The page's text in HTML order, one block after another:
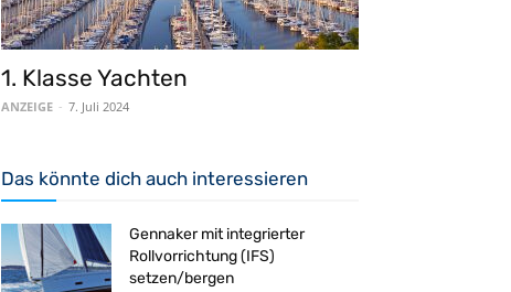
1. Klasse Yachten
ANZEIGE - 7. Juli 2024
Das könnte dich auch interessieren
Gennaker mit integrierter
Rollvorrichtung (IFS)
setzen/bergen